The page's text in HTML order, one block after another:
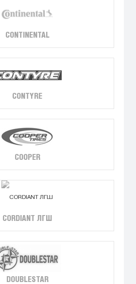
CONTINENTAL
CONTYRE
COOPER
CORDIANT ЛГШ
DOUBLESTAR